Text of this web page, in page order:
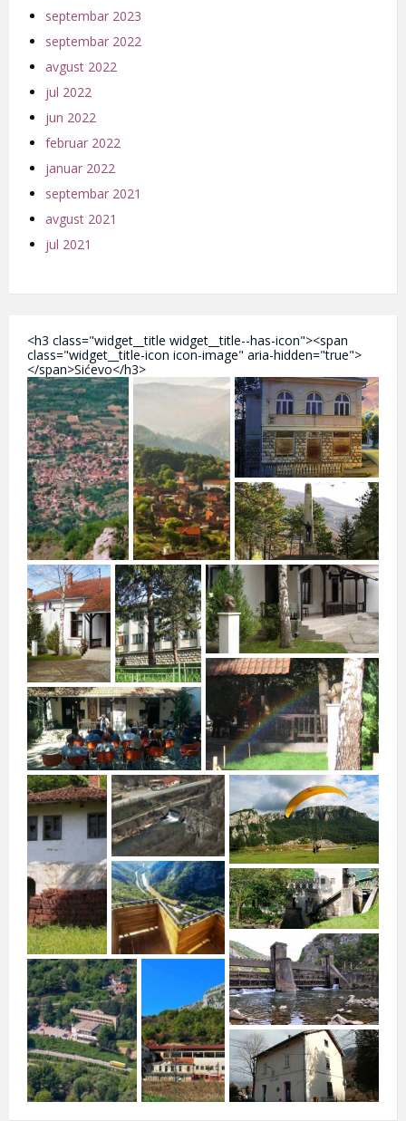
septembar 2023
septembar 2022
avgust 2022
jul 2022
jun 2022
februar 2022
januar 2022
septembar 2021
avgust 2021
jul 2021
<h3 class="widget__title widget__title--has-icon"><span
class="widget__title-icon icon-image" aria-hidden="true">
</span>Sićevo</h3>